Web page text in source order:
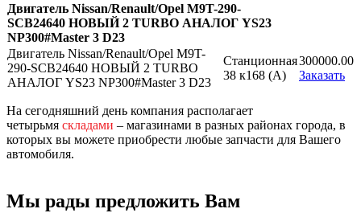
Двигатель Nissan/Renault/Opel M9T-290-
SCB24640 НОВЫЙ 2 TURBO АНАЛОГ YS23
NP300#Master 3 D23
Двигатель Nissan/Renault/Opel M9T-
290-SCB24640 НОВЫЙ 2 TURBO
АНАЛОГ YS23 NP300#Master 3 D23
Станционная
38 к168 (A)
300000.00
Заказать
На сегодняшний день компания располагает
четырьмя складами – магазинами в разных районах города, в
которых вы можете приобрести любые запчасти для Вашего
автомобиля.
Мы рады предложить Вам